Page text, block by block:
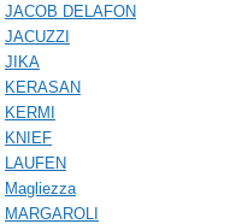
JACOB DELAFON
JACUZZI
JIKA
KERASAN
KERMI
KNIEF
LAUFEN
Magliezza
MARGAROLI